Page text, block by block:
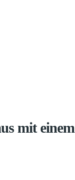
mit einem